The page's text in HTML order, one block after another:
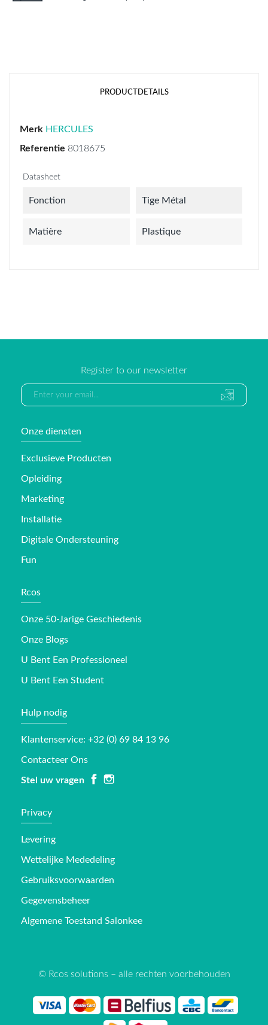
PRODUCTDETAILS
Merk HERCULES
Referentie 8018675
Datasheet
Fonction Tige Métal
Matière Plastique
Register to our newsletter
Onze diensten
Exclusieve Producten
Opleiding
Marketing
Installatie
Digitale Ondersteuning
Fun
Rcos
Onze 50-Jarige Geschiedenis
Onze Blogs
U Bent Een Professioneel
U Bent Een Student
Hulp nodig
Klantenservice: +32 (0) 69 84 13 96
Contacteer Ons
Stel uw vragen
Privacy
Levering
Wettelijke Mededeling
Gebruiksvoorwaarden
Gegevensbeheer
Algemene Toestand Salonkee
© Rcos solutions – alle rechten voorbehouden